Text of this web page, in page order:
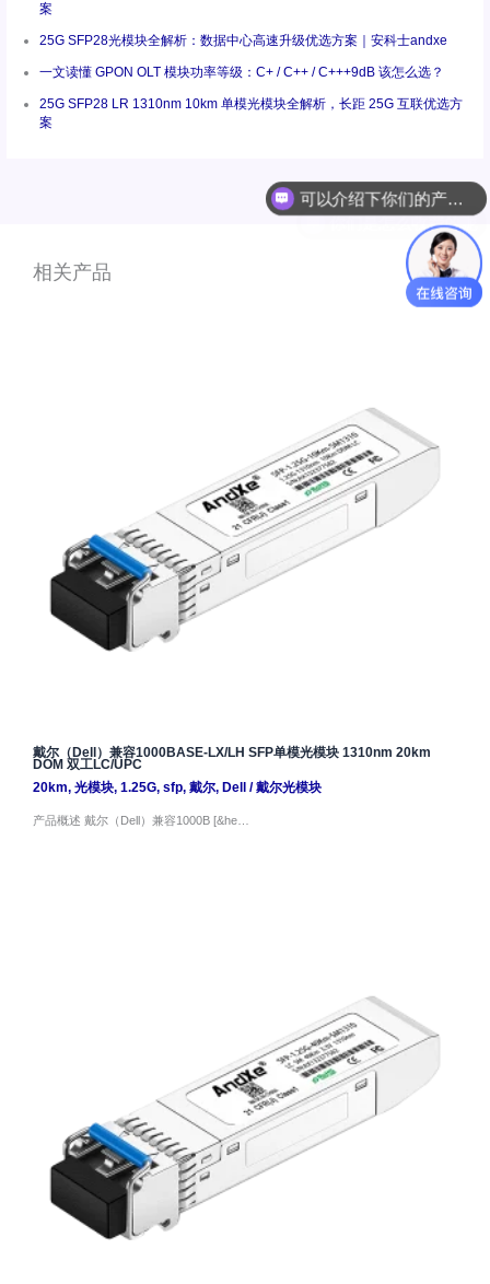
案
25G SFP28光模块全解析：数据中心高速升级优选方案｜安科士andxe
一文读懂 GPON OLT 模块功率等级：C+ / C++ / C+++9dB 该怎么选？
25G SFP28 LR 1310nm 10km 单模光模块全解析，长距 25G 互联优选方
案
相关产品
戴尔（Dell）兼容1000BASE-LX/LH SFP单模光模块 1310nm 20km
DOM 双工LC/UPC
20km, 光模块, 1.25G, sfp, 戴尔, Dell/戴尔光模块
产品概述 戴尔（Dell）兼容1000B [&he…
你们是怎么收费的呢